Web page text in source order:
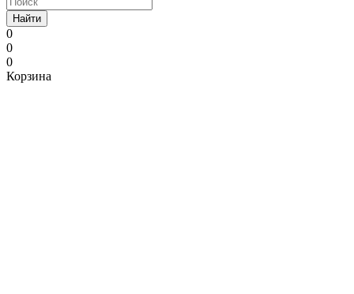
Найти
0
0
0
Корзина